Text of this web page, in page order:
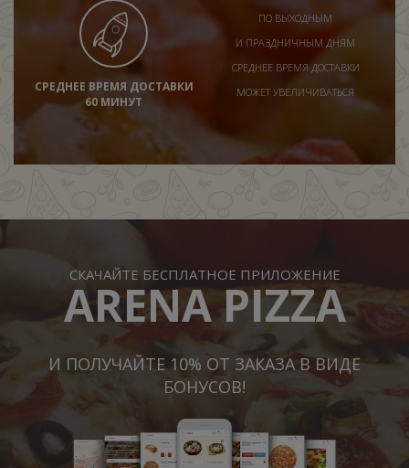
СРЕДНЕЕ ВРЕМЯ ДОСТАВКИ
60 МИНУТ
ПО ВЫХОДНЫМ
И ПРАЗДНИЧНЫМ ДНЯМ
СРЕДНЕЕ ВРЕМЯ ДОСТАВКИ
МОЖЕТ УВЕЛИЧИВАТЬСЯ
СКАЧАЙТЕ БЕСПЛАТНОЕ ПРИЛОЖЕНИЕ
ARENA PIZZA
И ПОЛУЧАЙТЕ 10% ОТ ЗАКАЗА В ВИДЕ
БОНУСОВ!